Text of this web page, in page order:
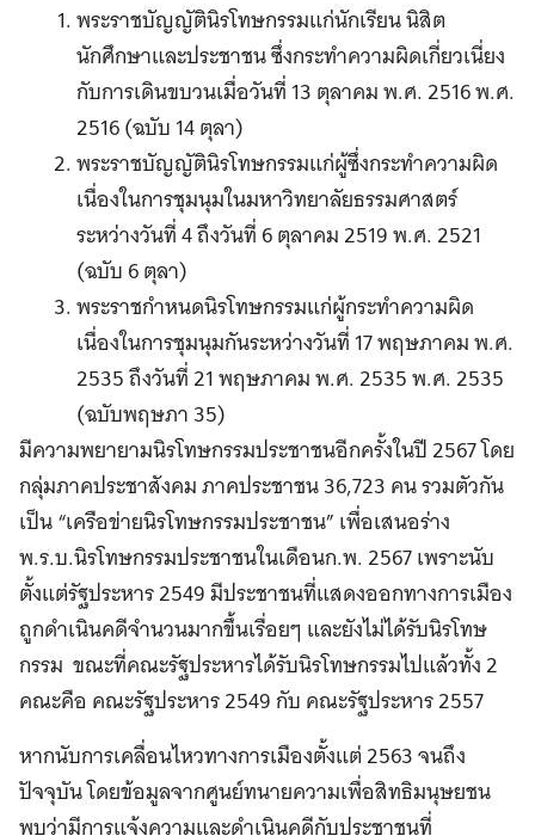
พระราชบัญญัตินิรโทษกรรมแก่นักเรียน นิสิต
นักศึกษาและประชาชน ซึ่งกระทำความผิดเกี่ยวเนี่ยง
กับการเดินขบวนเมื่อวันที่ 13 ตุลาคม พ.ศ. 2516 พ.ศ.
2516 (ฉบับ 14 ตุลา)
พระราชบัญญัตินิรโทษกรรมแก่ผู้ซึ่งกระทำความผิด
เนื่องในการชุมนุมในมหาวิทยาลัยธรรมศาสตร์
ระหว่างวันที่ 4 ถึงวันที่ 6 ตุลาคม 2519 พ.ศ. 2521
(ฉบับ 6 ตุลา)
พระราชกำหนดนิรโทษกรรมแก่ผู้กระทำความผิด
เนื่องในการชุมนุมกันระหว่างวันที่ 17 พฤษภาคม พ.ศ.
2535 ถึงวันที่ 21 พฤษภาคม พ.ศ. 2535 พ.ศ. 2535
(ฉบับพฤษภา 35)
มีความพยายามนิรโทษกรรมประชาชนอีกครั้งในปี 2567 โดย
กลุ่มภาคประชาสังคม ภาคประชาชน 36,723 คน รวมตัวกัน
เป็น “เครือข่ายนิรโทษกรรมประชาชน” เพื่อเสนอร่าง
พ.ร.บ.นิรโทษกรรมประชาชนในเดือนก.พ. 2567 เพราะนับ
ตั้งแต่รัฐประหาร 2549 มีประชาชนที่แสดงออกทางการเมือง
ถูกดำเนินคดีจำนวนมากขึ้นเรื่อยๆ และยังไม่ได้รับนิรโทษ
กรรม ขณะที่คณะรัฐประหารได้รับนิรโทษกรรมไปแล้วทั้ง 2
คณะคือ คณะรัฐประหาร 2549 กับ คณะรัฐประหาร 2557
หากนับการเคลื่อนไหวทางการเมืองตั้งแต่ 2563 จนถึง
ปัจจุบัน โดยข้อมูลจากศูนย์ทนายความเพื่อสิทธิมนุษยชน
พบว่ามีการแจ้งความและดำเนินคดีกับประชาชนที่